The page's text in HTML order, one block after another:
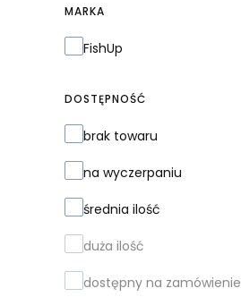
MARKA
Marka
FishUp
DOSTĘPNOŚĆ
Dostępność
brak towaru
na wyczerpaniu
średnia ilość
duża ilość
dostępny na zamówienie